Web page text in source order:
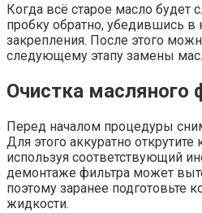
Когда всё старое масло будет
пробку обратно, убедившись в
закрепления. После этого
следующему этапу замены
Очистка масляного
Перед началом процедуры
Для этого аккуратно
используя соответствующий
демонтаже фильтра может
поэтому заранее подготовьте
жидкости.